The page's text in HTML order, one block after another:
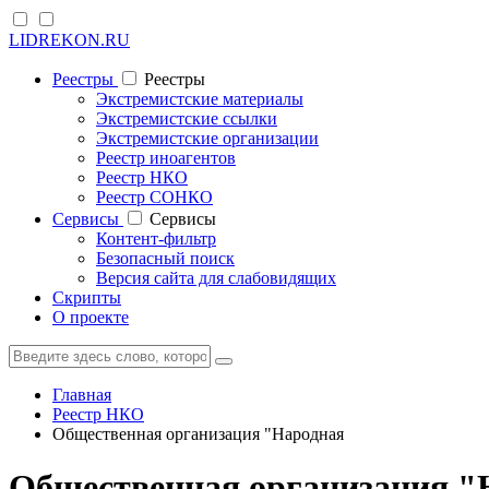
LIDREKON.RU
Реестры
Реестры
Экстремистские материалы
Экстремистские ссылки
Экстремистские организации
Реестр иноагентов
Реестр НКО
Реестр СОНКО
Cервисы
Cервисы
Контент-фильтр
Безопасный поиск
Версия сайта для слабовидящих
Скрипты
О проекте
Главная
Реестр НКО
Общественная организация "Народная